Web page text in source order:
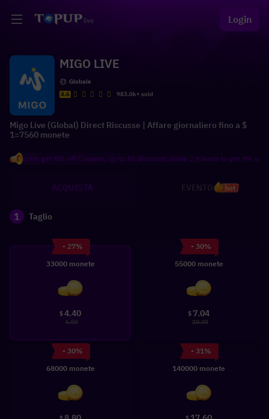
Login
MIGO LIVE
Globale
4.6
983.0k+ sold
Migo Live (Global) Direct Riscusse | Affare giornaliero fino a $
1≈7560 monete
to get 8% off Coupon, Up to $5 discount; invite 2 friends to get 9% off
ACQUISTA hot
1 Taglio
- 27%
33000 monete
$4.40
6.00
- 30%
55000 monete
$ 7.04
10.00
- 30%
68000 monete
- 31%
140000 monete